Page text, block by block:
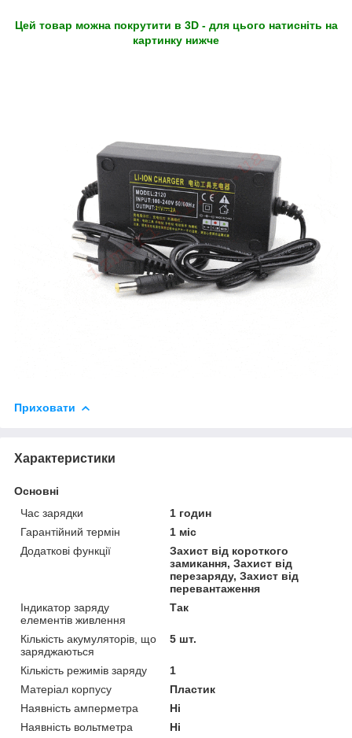
Цей товар можна покрутити в 3D - для цього натисніть на
картинку нижче
Приховати
Характеристики
Основні
Час зарядки
1 годин
Гарантійний термін
1 міс
Додаткові функції
Захист від короткого
замикання, Захист від
перезаряду, Захист від
перевантаження
Індикатор заряду
елементів живлення
Так
Кількість акумуляторів, що
заряджаються
5 шт.
Кількість режимів заряду
1
Матеріал корпусу
Пластик
Наявність амперметра
Ні
Наявність вольтметра
Ні